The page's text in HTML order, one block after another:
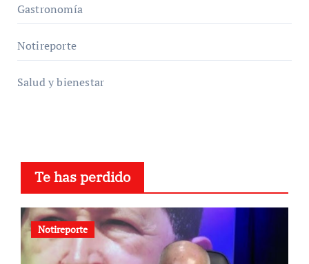
Gastronomía
Notireporte
Salud y bienestar
Te has perdido
Notireporte